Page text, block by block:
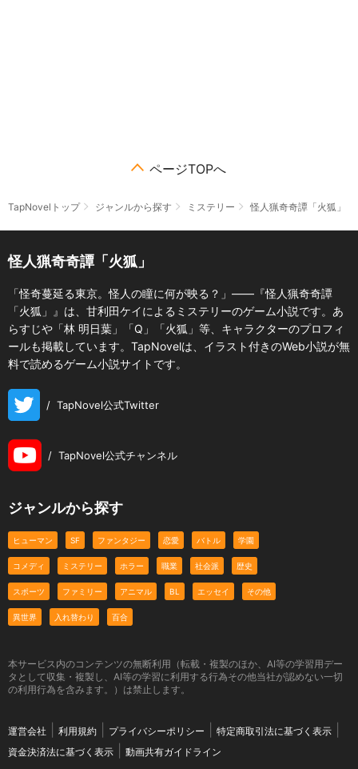
ページTOPへ
TapNovelトップ ジャンルから探す ミステリー 怪人猟奇奇譚「火狐」
怪人猟奇奇譚「火狐」
「怪奇蔓延る東京。怪人の瞳に何が映る？」――『怪人猟奇奇譚
「火狐」』は、甘利田ケイによるミステリーのゲーム小説です。あ
らすじや「林 明日葉」「Q」「火狐」等、キャラクターのプロフィ
ールも掲載しています。TapNovelは、イラスト付きのWeb小説が無
料で読めるゲーム小説サイトです。
/ TapNovel公式Twitter
/ TapNovel公式チャンネル
ジャンルから探す
ヒューマン SF ファンタジー 恋愛 バトル 学園
コメディ ミステリー ホラー 職業 社会派 歴史
スポーツ ファミリー アニマル BL エッセイ その他
異世界 入れ替わり 百合
本サービス内のコンテンツの無断利用（転載・複製のほか、AI等の学習用デー
タとして収集・複製し、AI等の学習に利用する行為その他当社が認めない一切
の利用行為を含みます。）は禁止します。
運営会社 利用規約 プライバシーポリシー
特定商取引法に基づく表示
資金決済法に基づく表示
動画共有ガイドライン